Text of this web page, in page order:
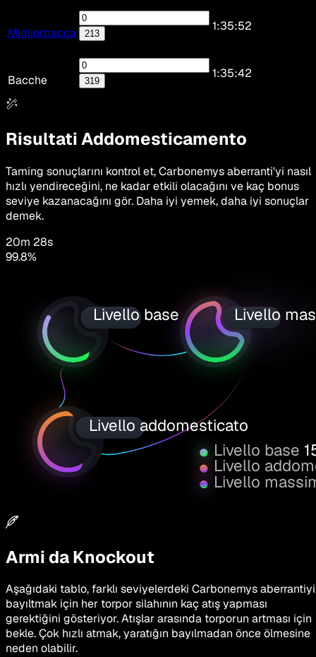
Migliorbacca 213
1:35:52
Bacche 319
1:35:42
Risultati Addomesticamento
Taming sonuçlarını kontrol et, Carbonemys aberranti'yi nasıl
hızlı yendireceğini, ne kadar etkili olacağını ve kaç bonus
seviye kazanacağını gör. Daha iyi yemek, daha iyi sonuçlar
demek.
20m 28s
99.8%
Livello base
Livello addomesticato
Livello base
Livello
Livello
Livello
Armi da Knockout
Aşağıdaki tablo, farklı seviyelerdeki Carbonemys aberrantiyi
bayıltmak için her torpor silahının kaç atış yapması
gerektiğini gösteriyor. Atışlar arasında torporun artması için
bekle. Çok hızlı atmak, yaratığın bayılmadan önce ölmesine
neden olabilir.